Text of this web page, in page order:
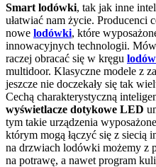
Smart lodówki, tak jak inne
ułatwiać nam życie. Producenci
nowe lodówki, które
innowacyjnych technologii.
raczej obracać się w kręgu
multidoor. Klasyczne modele z
jeszcze nie doczekały się tak
Cechą charakterystyczną
wyświetlacze dotykowe LED
tym takie urządzenia
którym mogą łączyć się z siecią
na drzwiach lodówki możemy z
na potrawę, a nawet program